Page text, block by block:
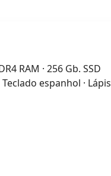
RAM · 256 Gb. SSD
espanhol · Lápis